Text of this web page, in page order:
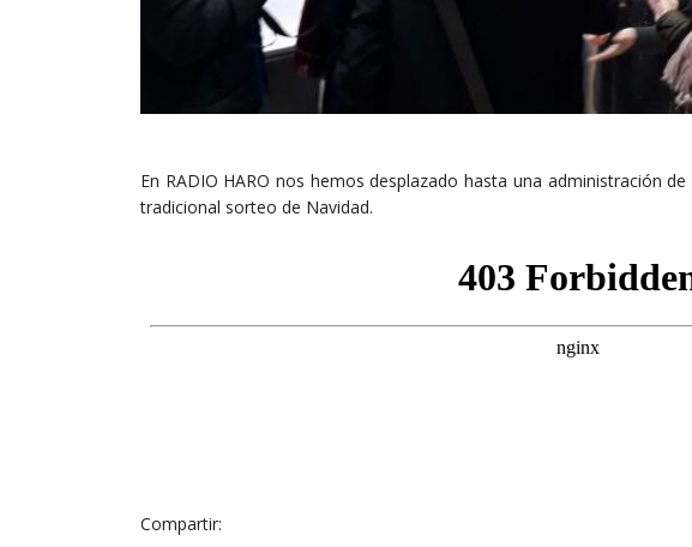
En RADIO HARO nos hemos desplazado hasta una administración
tradicional sorteo de Navidad.
Compartir: